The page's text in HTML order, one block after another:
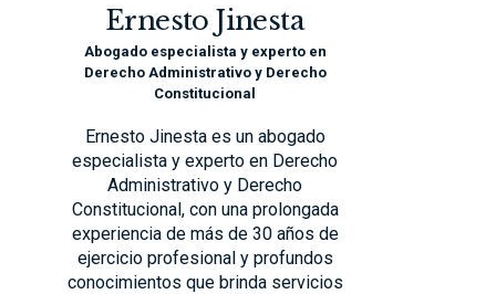
Ernesto Jinesta
Abogado especialista y experto en
Derecho Administrativo y Derecho
Constitucional
Ernesto Jinesta es un abogado
especialista y experto en Derecho
Administrativo y Derecho
Constitucional, con una prolongada
experiencia de más de 30 años de
ejercicio profesional y profundos
conocimientos que brinda servicios